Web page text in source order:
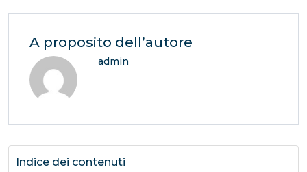
A proposito dell’autore
admin
Indice dei contenuti